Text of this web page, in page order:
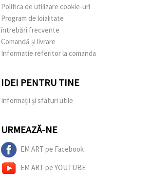
Politica de utilizare cookie-uri
Program de loialitate
întrebări frecvente
Comandă și livrare
Informatie referitor la comanda
IDEI PENTRU TINE
Informații și sfaturi utile
URMEAZĂ-NE
EM ART pe Facebook
EM ART pe YOUTUBE